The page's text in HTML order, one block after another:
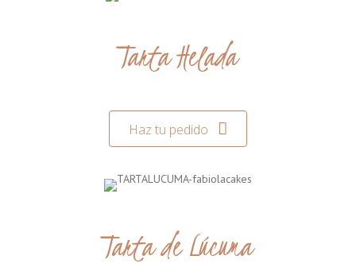
Tarta Helada
Haz tu pedido
Tarta de Lúcuma